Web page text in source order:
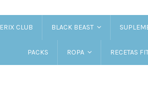
ERIX CLUB BLACK BEAST
PACKS ROPA RECETAS